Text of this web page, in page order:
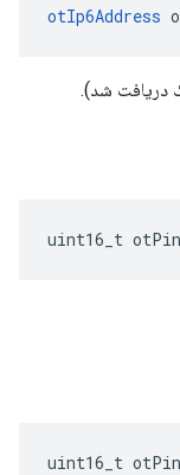
otIp6Address
uint16_t
uint16_t